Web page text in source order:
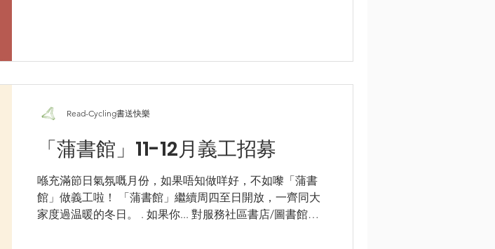
「蒲書館」11-12月義工招募
喺充滿節日氣氛嘅月份，如果唔知做咩好，不如嚟「蒲書
館」做義工啦！ 「蒲書館」繼續周四至日開放，一齊同大
家度過温暖的冬日。 . 如果你... 對服務社區書店/圖書館有
Read-Cycling書送快樂